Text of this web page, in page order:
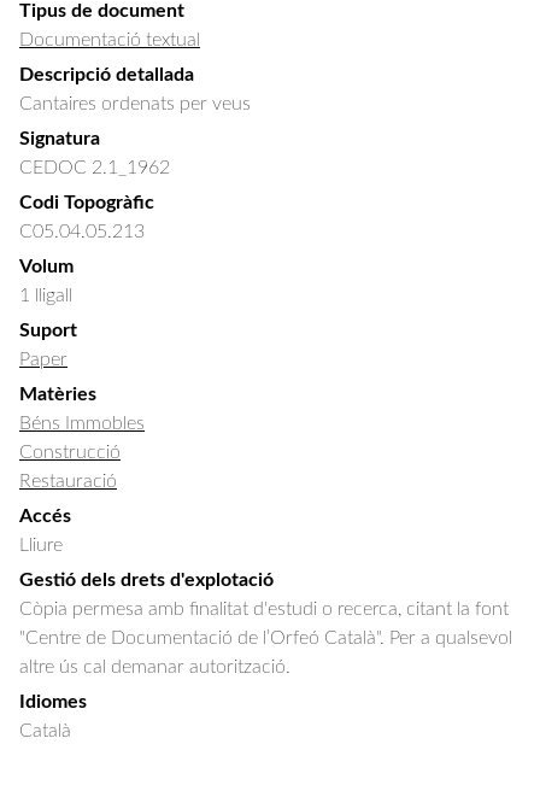
Tipus de document
Documentació textual
Descripció detallada
Cantaires ordenats per veus
Signatura
CEDOC 2.1_1962
Codi Topogràfic
C05.04.05.213
Volum
1 lligall
Suport
Paper
Matèries
Béns Immobles
Construcció
Restauració
Accés
Lliure
Gestió dels drets d'explotació
Còpia permesa amb finalitat d'estudi o recerca, citant la font
"Centre de Documentació de l’Orfeó Català". Per a qualsevol
altre ús cal demanar autorització.
Idiomes
Català